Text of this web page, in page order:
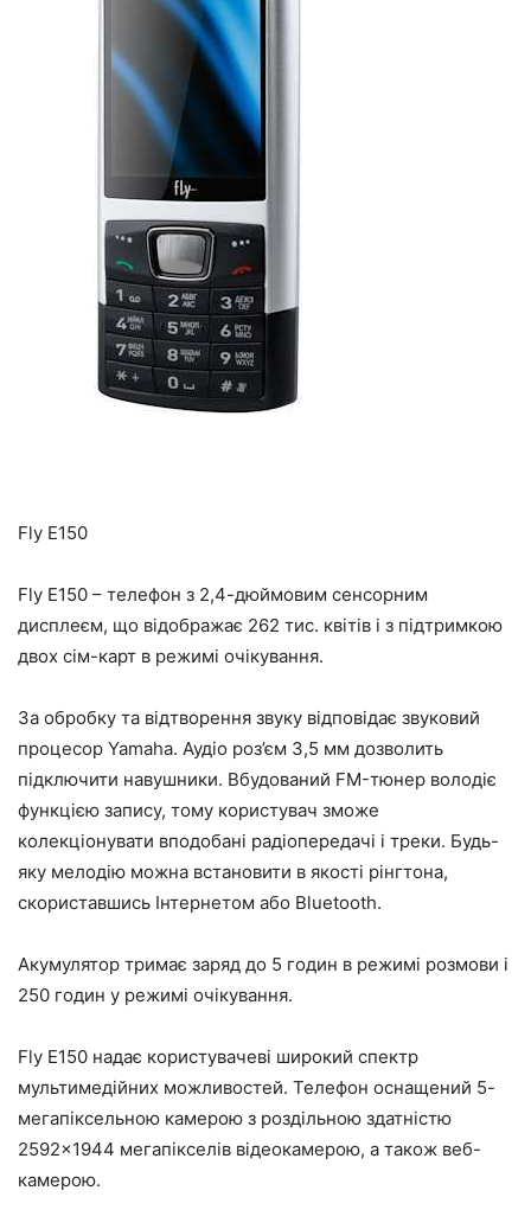
Fly E150
Fly E150 – телефон з 2,4-дюймовим сенсорним
дисплеєм, що відображає 262 тис. квітів і з підтримкою
двох сім-карт в режимі очікування.
За обробку та відтворення звуку відповідає звуковий
процесор Yamaha. Аудіо роз’єм 3,5 мм дозволить
підключити навушники. Вбудований FM-тюнер володіє
функцією запису, тому користувач зможе
колекціонувати вподобані радіопередачі і треки. Будь-
яку мелодію можна встановити в якості рінгтона,
скориставшись Інтернетом або Bluetooth.
Акумулятор тримає заряд до 5 годин в режимі розмови і
250 годин у режимі очікування.
Fly E150 надає користувачеві широкий спектр
мультимедійних можливостей. Телефон оснащений 5-
мегапіксельною камерою з роздільною здатністю
2592×1944 мегапікселів відеокамерою, а також веб-
камерою.